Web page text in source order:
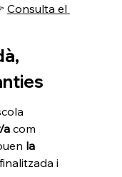
Consulta el
a com
la
i